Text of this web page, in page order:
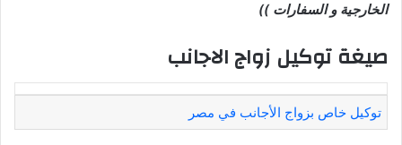
الخارجية و السفارات ))
صيغة توكيل زواج الاجانب
توكيل خاص بزواج الأجانب في مصر